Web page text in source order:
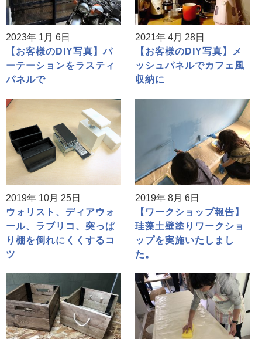
2023年 1月 6日
【お客様のDIY写真】パ
ーテーションをラスティ
パネルで
2021年 4月 28日
【お客様のDIY写真】メ
ッシュパネルでカフェ風
収納に
2019年 10月 25日
ウォリスト、ディアウォ
ール、ラブリコ、突っぱ
り棚を倒れにくくするコ
ツ
2019年 8月 6日
【ワークショップ報告】
珪藻土壁塗りワークショ
ップを実施いたしまし
た。